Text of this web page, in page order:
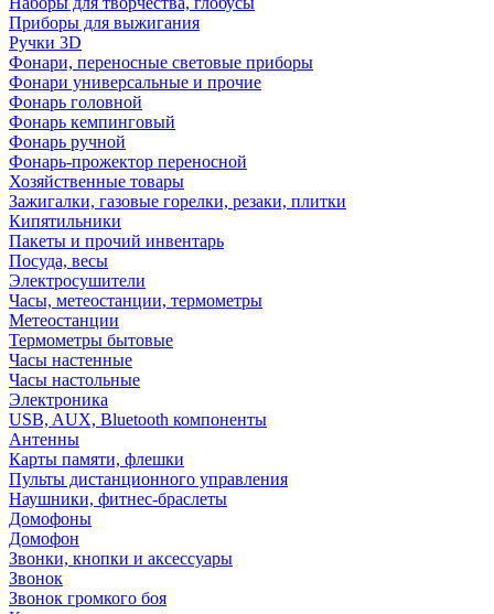
Приборы для выжигания
Ручки 3D
Фонари, переносные световые приборы
Фонари универсальные и прочие
Фонарь головной
Фонарь кемпинговый
Фонарь ручной
Фонарь-прожектор переносной
Хозяйственные товары
Зажигалки, газовые горелки, резаки, плитки
Кипятильники
Пакеты и прочий инвентарь
Посуда, весы
Электросушители
Часы, метеостанции, термометры
Метеостанции
Термометры бытовые
Часы настенные
Часы настольные
Электроника
USB, AUX, Bluetooth компоненты
Антенны
Карты памяти, флешки
Пульты дистанционного управления
Наушники, фитнес-браслеты
Домофоны
Домофон
Звонки, кнопки и аксессуары
Звонок
Звонок громкого боя